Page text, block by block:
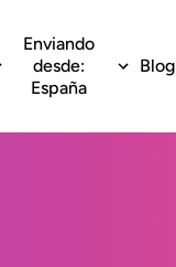
Enviando
desde:
España
Blog